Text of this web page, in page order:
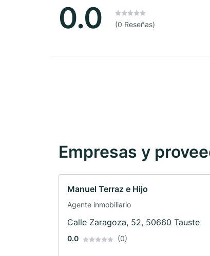
0.0 (0 Reseñas)
Empresas y
Manuel Terraz e Hijo
Agente inmobiliario
Calle Zaragoza, 52, 50660 Tauste
0.0 (0)